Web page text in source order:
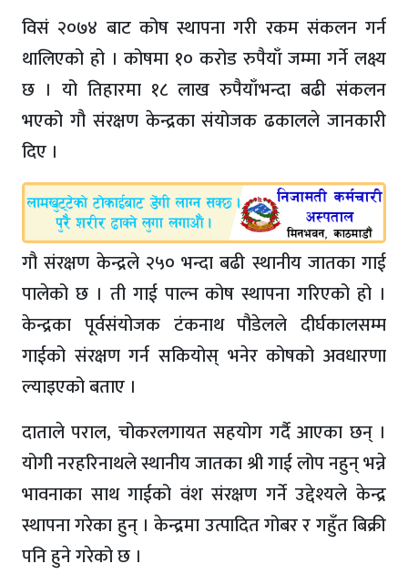
विसं २०७४ बाट कोष स्थापना गरी रकम संकलन गर्न
थालिएको हो । कोषमा १० करोड रुपैयाँ जम्मा गर्ने लक्ष्य
छ । यो तिहारमा १८ लाख रुपैयाँभन्दा बढी संकलन
भएको गौ संरक्षण केन्द्रका संयोजक ढकालले जानकारी
दिए ।
गौ संरक्षण केन्द्रले २५० भन्दा बढी स्थानीय जातका गाई
पालेको छ । ती गाई पाल्न कोष स्थापना गरिएको हो ।
केन्द्रका पूर्वसंयोजक टंकनाथ पौडेलले दीर्घकालसम्म
गाईको संरक्षण गर्न सकियोस् भनेर कोषको अवधारणा
ल्याइएको बताए ।
दाताले पराल, चोकरलगायत सहयोग गर्दै आएका छन् ।
योगी नरहरिनाथले स्थानीय जातका श्री गाई लोप नहुन् भन्ने
भावनाका साथ गाईको वंश संरक्षण गर्ने उद्देश्यले केन्द्र
स्थापना गरेका हुन् । केन्द्रमा उत्पादित गोबर र गहुँत बिक्री
पनि हुने गरेको छ ।